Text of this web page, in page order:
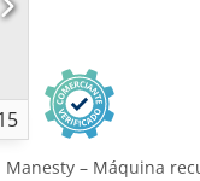
Manesty – Máquina